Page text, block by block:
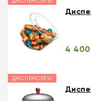
4
ДИСПЕНСЕРЫ